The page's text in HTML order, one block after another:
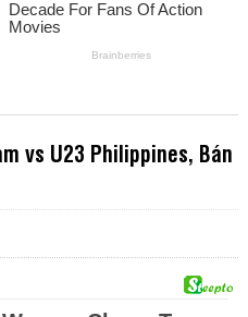
vs U23 Philippines, Bán